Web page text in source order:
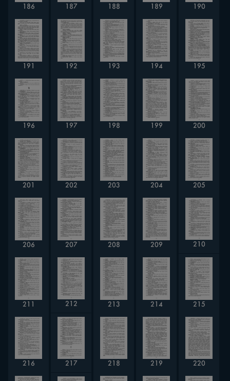
186 187 188 189 190
191 192 193 194 195
196 197 198 199 200
201 202 203 204 205
206 207 208 209 210
211 212 213 214 215
216 217 218 219 220